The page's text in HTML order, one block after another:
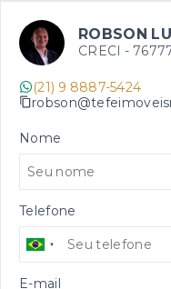
ROBSON
CRECI -
(21) 9 8887-5424
Nome
Telefone
E-mail